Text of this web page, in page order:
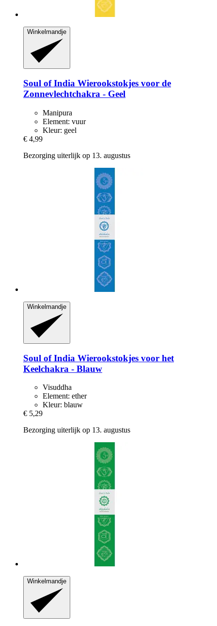
Winkelmandje
Soul of India Wierookstokjes voor de
Zonnevlechtchakra -​ Geel
Manipura
Element: vuur
Kleur: geel
€ 4,99
Bezorging uiterlijk op 13. augustus
Winkelmandje
Soul of India Wierookstokjes voor het
Keelchakra -​ Blauw
Visuddha
Element: ether
Kleur: blauw
€ 5,29
Bezorging uiterlijk op 13. augustus
Winkelmandje